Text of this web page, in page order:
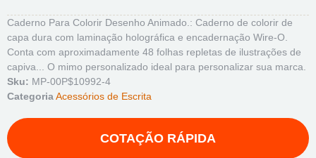
Caderno Para Colorir Desenho Animado.: Caderno de colorir de
capa dura com laminação holográfica e encadernação Wire-O.
Conta com aproximadamente 48 folhas repletas de ilustrações de
capiva... O mimo personalizado ideal para personalizar sua marca.
Sku: MP-00P$10992-4
CategoriaAcessórios de Escrita